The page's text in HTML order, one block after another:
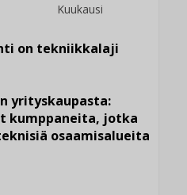
Kuukausi
on tekniikkalaji
yrityskaupasta:
kumppaneita, jotka
osaamisalueita